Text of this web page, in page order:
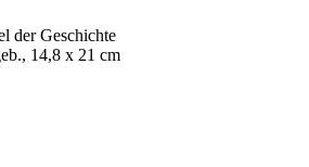
der Geschichte
14,8 x 21 cm